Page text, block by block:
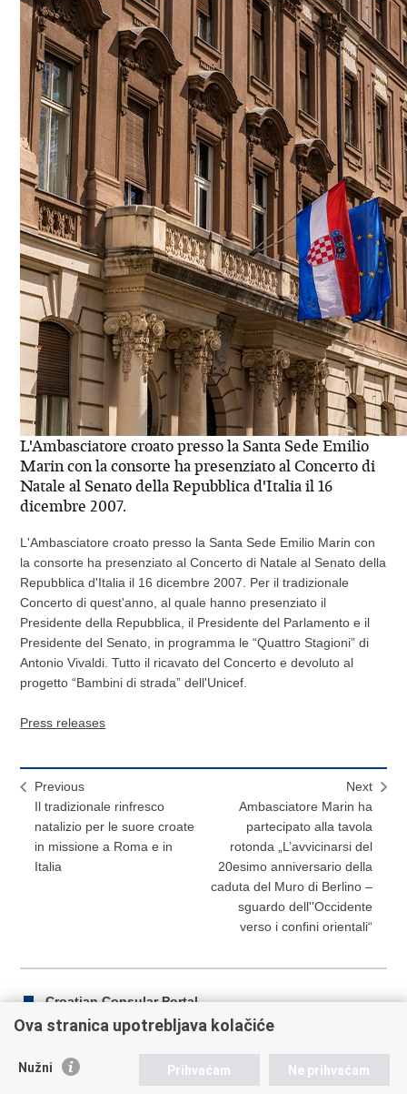
L'Ambasciatore croato presso la Santa Sede Emilio
Marin con la consorte ha presenziato al Concerto di
Natale al Senato della Repubblica d'Italia il 16
dicembre 2007.
L'Ambasciatore croato presso la Santa Sede Emilio Marin con
la consorte ha presenziato al Concerto di Natale al Senato della
Repubblica d'Italia il 16 dicembre 2007. Per il tradizionale
Concerto di quest'anno, al quale hanno presenziato il
Presidente della Repubblica, il Presidente del Parlamento e il
Presidente del Senato, in programma le “Quattro Stagioni” di
Antonio Vivaldi. Tutto il ricavato del Concerto e devoluto al
progetto “Bambini di strada” dell'Unicef.
Press releases
Previous
Il tradizionale rinfresco
natalizio per le suore croate
in missione a Roma e in
Italia
Next
Ambasciatore Marin ha
partecipato alla tavola
rotonda „L’avvicinarsi del
20esimo anniversario della
caduta del Muro di Berlino –
sguardo dell''Occidente
verso i confini orientali“
Croatian Consular Portal
Ova stranica upotrebljava kolačiće
Nužni Prihvaćam Ne prihvaćam